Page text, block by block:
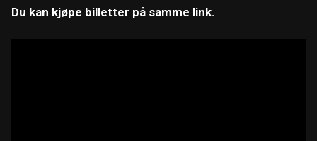
Du kan kjøpe billetter på samme link.